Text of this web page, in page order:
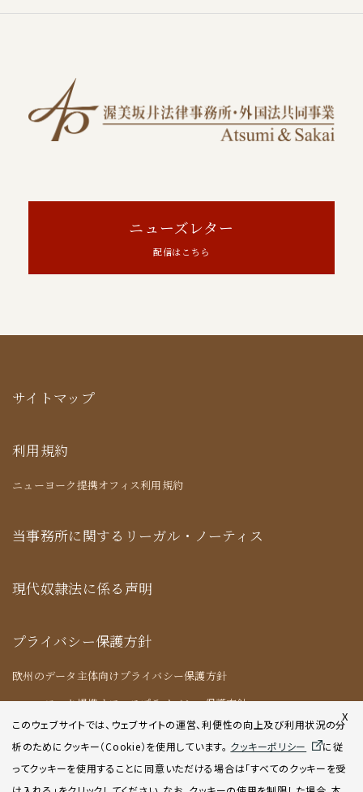
ニューズレター
配信はこちら
サイトマップ
利用規約
ニューヨーク提携オフィス利用規約
当事務所に関するリーガル・ノーティス
現代奴隷法に係る声明
プライバシー保護方針
欧州のデータ主体向けプライバシー保護方針
ニューヨーク提携オフィスプライバシー保護方針
クッキーポリシー
X
このウェブサイトでは、ウェブサイトの運営、利便性の向上及び利用状況の分
析のためにクッキー（Cookie）を使用しています。 クッキーポリシー
に従
ってクッキーを使用することに同意いただける場合は「すべてのクッキーを受